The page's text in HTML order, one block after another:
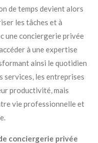
de temps devient alors
les tâches et à
une conciergerie privée
à une expertise
ainsi le quotidien
services, les entreprises
productivité, mais
vie professionnelle et
conciergerie privée